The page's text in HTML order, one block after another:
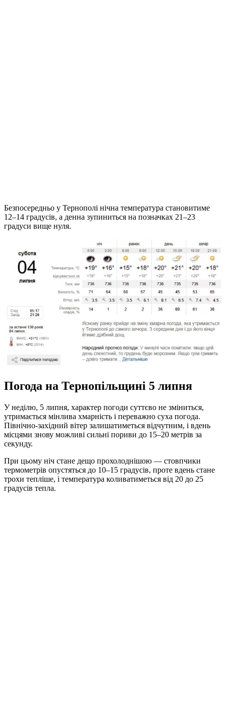
Безпосередньо у Тернополі нічна температура становитиме
12–14 градусів, а денна зупиниться на позначках 21–23
градуси вище нуля.
Погода на Тернопільщині 5 липня
У неділю, 5 липня, характер погоди суттєво не зміниться,
утримається мінлива хмарність і переважно суха погода.
Північно-західний вітер залишатиметься відчутним, і вдень
місцями знову можливі сильні пориви до 15–20 метрів за
секунду.
При цьому ніч стане дещо прохолоднішою — стовпчики
термометрів опустяться до 10–15 градусів, проте вдень стане
трохи тепліше, і температура коливатиметься від 20 до 25
градусів тепла.